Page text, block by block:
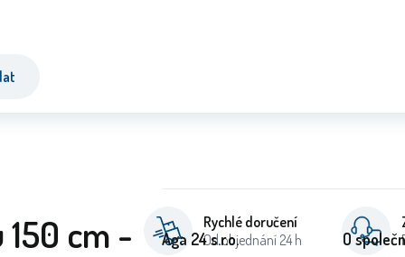
cm -
Rychlé doručení
Od objednání 24 h
Aga 24 s.r.o. O